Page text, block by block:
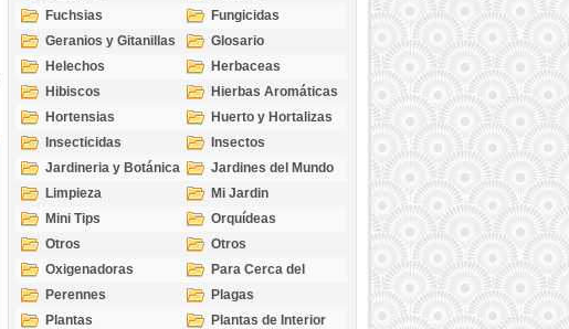
Fuchsias
Fungicidas
Geranios y Gitanillas
Glosario
Helechos
Herbaceas
Hibiscos
Hierbas Aromáticas
Hortensias
Huerto y Hortalizas
Insecticidas
Insectos
Jardineria y Botánica
Jardines del Mundo
Limpieza
Mi Jardin
Mini Tips
Orquídeas
Otros
Otros
Oxigenadoras
Para Cerca del
Estanque
Perennes
Plagas
Plantas
Plantas de Interior